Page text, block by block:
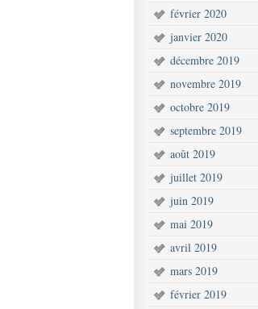
février 2020
janvier 2020
décembre 2019
novembre 2019
octobre 2019
septembre 2019
août 2019
juillet 2019
juin 2019
mai 2019
avril 2019
mars 2019
février 2019